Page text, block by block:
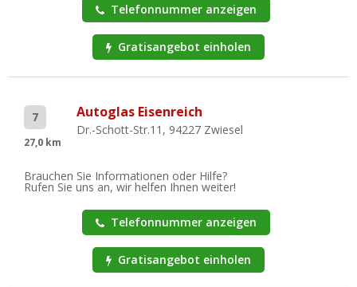
Telefonnummer anzeigen
Gratisangebot einholen
7
27,0 km
Autoglas Eisenreich
Dr.-Schott-Str.11, 94227 Zwiesel
Brauchen Sie Informationen oder Hilfe?
Rufen Sie uns an, wir helfen Ihnen weiter!
Telefonnummer anzeigen
Gratisangebot einholen